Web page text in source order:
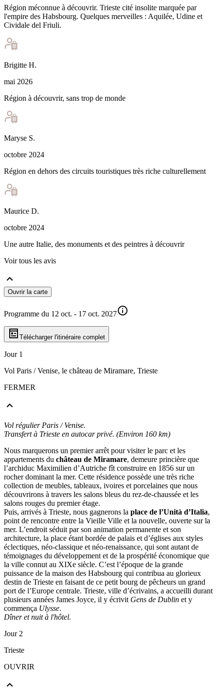
Région méconnue à découvrir. Trieste cité insolite marquée par
l'empire des Habsbourg. Quelques merveilles : Aquilée, Udine et
Cividale del Friuli.
Brigitte H.
mai 2026
Région à découvrir, sans trop de monde
Maryse S.
octobre 2024
Région en dehors des circuits touristiques très riche culturellement
Maurice D.
octobre 2024
Une autre Italie, des monuments et des peintres à découvrir
Voir tous les avis
Ouvrir la carte
Programme du 12 oct. - 17 oct. 2027
Télécharger l'itinéraire complet
Jour 1
Vol Paris / Venise, le château de Miramare, Trieste
FERMER
Vol régulier Paris / Venise.
Transfert à Trieste en autocar privé. (Environ 160 km)
Nous marquerons un premier arrêt pour visiter le parc et les
appartements du château de Miramare, demeure princière que
l’archiduc Maximilien d’Autriche fît construire en 1856 sur un
rocher dominant la mer. Cette résidence possède une très riche
collection de meubles, tableaux, ivoires et porcelaines que nous
découvrirons à travers les salons bleus du rez-de-chaussée et les
salons rouges du premier étage.
Puis, arrivés à Trieste, nous gagnerons la place de l’Unità d’Italia,
point de rencontre entre la Vieille Ville et la nouvelle, ouverte sur la
mer. L’endroit séduit par son animation permanente et son
architecture, la place étant bordée de palais et d’églises aux styles
éclectiques, néo-classique et néo-renaissance, qui sont autant de
témoignages du développement et de la prospérité économique que
la ville connut au XIXe siècle. C’est l’époque de la grande
puissance de la maison des Habsbourg qui contribua au glorieux
destin de Trieste en faisant de ce petit bourg de pêcheurs un grand
port de l’Europe centrale. Trieste, ville d’écrivains, a accueilli durant
plusieurs années James Joyce, il y écrivit Gens de Dublin et y
commença Ulysse.
Dîner et nuit à l'hôtel.
Jour 2
Trieste
OUVRIR